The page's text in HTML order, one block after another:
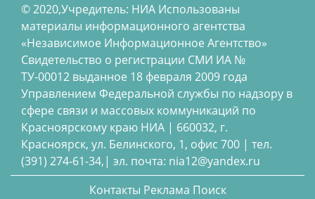
© 2020,Учредитель: НИА Использованы
материалы информационного агентства
«Независимое Информационное Агентство»
Свидетельство о регистрации СМИ ИА №
ТУ-00012 выданное 18 февраля 2009 года
Управлением Федеральной службы по надзору в
сфере связи и массовых коммуникаций по
Красноярскому краю НИА | 660032, г.
Красноярск, ул. Белинского, 1, офис 700 | тел.
(391) 274-61-34,| эл. почта: nia12@yandex.ru
Контакты Реклама Поиск